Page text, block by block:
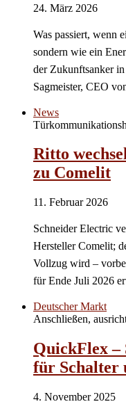
24. März 2026
Was passiert, wenn
sondern wie ein
der Zukunftsanker
Sagmeister, CEO
News
Ritto
zu Comelit
11. Februar 2026
Schneider Electric
Hersteller Comelit;
Vollzug wird –
für Ende Juli 2026
Deutscher Markt
Anschließen,
QuickFlex –
für Schalter
4. November 2025